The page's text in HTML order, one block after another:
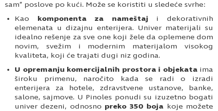
sam” poslove po kući. Može se koristiti u sledeće svrhe:
Kao komponenta za nameštaj i dekorativnih
elemenata u dizajnu enterijera. Univer materijali su
idealno rešenje za sve one koji žele da oplemene dom
novim, svežim i modernim materijalom visokog
kvaliteta, koji će trajati dugi niz godina.
U opremanju komercijalnih prostora i objekataima
široku primenu, naročito kada se radi o izradi
enterijera za hotele, zdravstvene ustanove, banke,
salone, sajmove. U Pinoles ponudi su izuzetno bogati
univer dezeni, odnosno preko 350 boja koje možete